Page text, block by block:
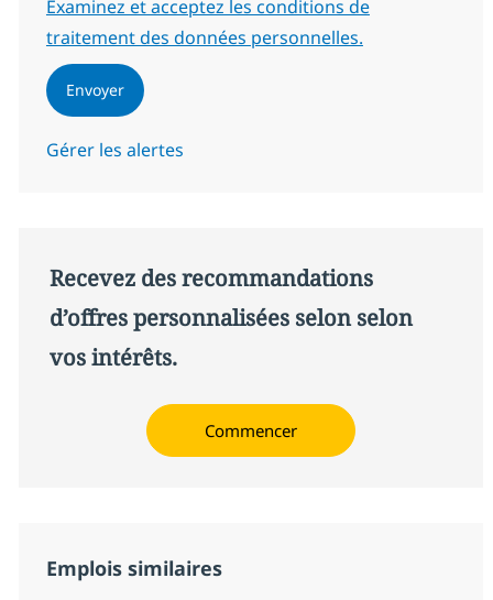
Required
Examinez et acceptez les conditions de
traitement des données personnelles.
Envoyer
Gérer les alertes
Recevez des recommandations
d’offres personnalisées selon selon
vos intérêts.
Commencer
Emplois similaires